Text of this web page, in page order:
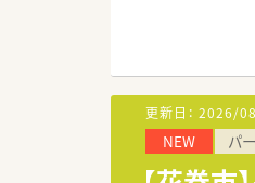
■
【
■
■
更新日： 2026/
NEW パ